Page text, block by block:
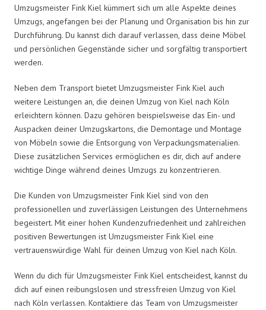
Umzugsmeister Fink Kiel kümmert sich um alle Aspekte deines
Umzugs, angefangen bei der Planung und Organisation bis hin zur
Durchführung. Du kannst dich darauf verlassen, dass deine Möbel
und persönlichen Gegenstände sicher und sorgfältig transportiert
werden.
Neben dem Transport bietet Umzugsmeister Fink Kiel auch
weitere Leistungen an, die deinen Umzug von Kiel nach Köln
erleichtern können. Dazu gehören beispielsweise das Ein- und
Auspacken deiner Umzugskartons, die Demontage und Montage
von Möbeln sowie die Entsorgung von Verpackungsmaterialien.
Diese zusätzlichen Services ermöglichen es dir, dich auf andere
wichtige Dinge während deines Umzugs zu konzentrieren.
Die Kunden von Umzugsmeister Fink Kiel sind von den
professionellen und zuverlässigen Leistungen des Unternehmens
begeistert. Mit einer hohen Kundenzufriedenheit und zahlreichen
positiven Bewertungen ist Umzugsmeister Fink Kiel eine
vertrauenswürdige Wahl für deinen Umzug von Kiel nach Köln.
Wenn du dich für Umzugsmeister Fink Kiel entscheidest, kannst du
dich auf einen reibungslosen und stressfreien Umzug von Kiel
nach Köln verlassen. Kontaktiere das Team von Umzugsmeister